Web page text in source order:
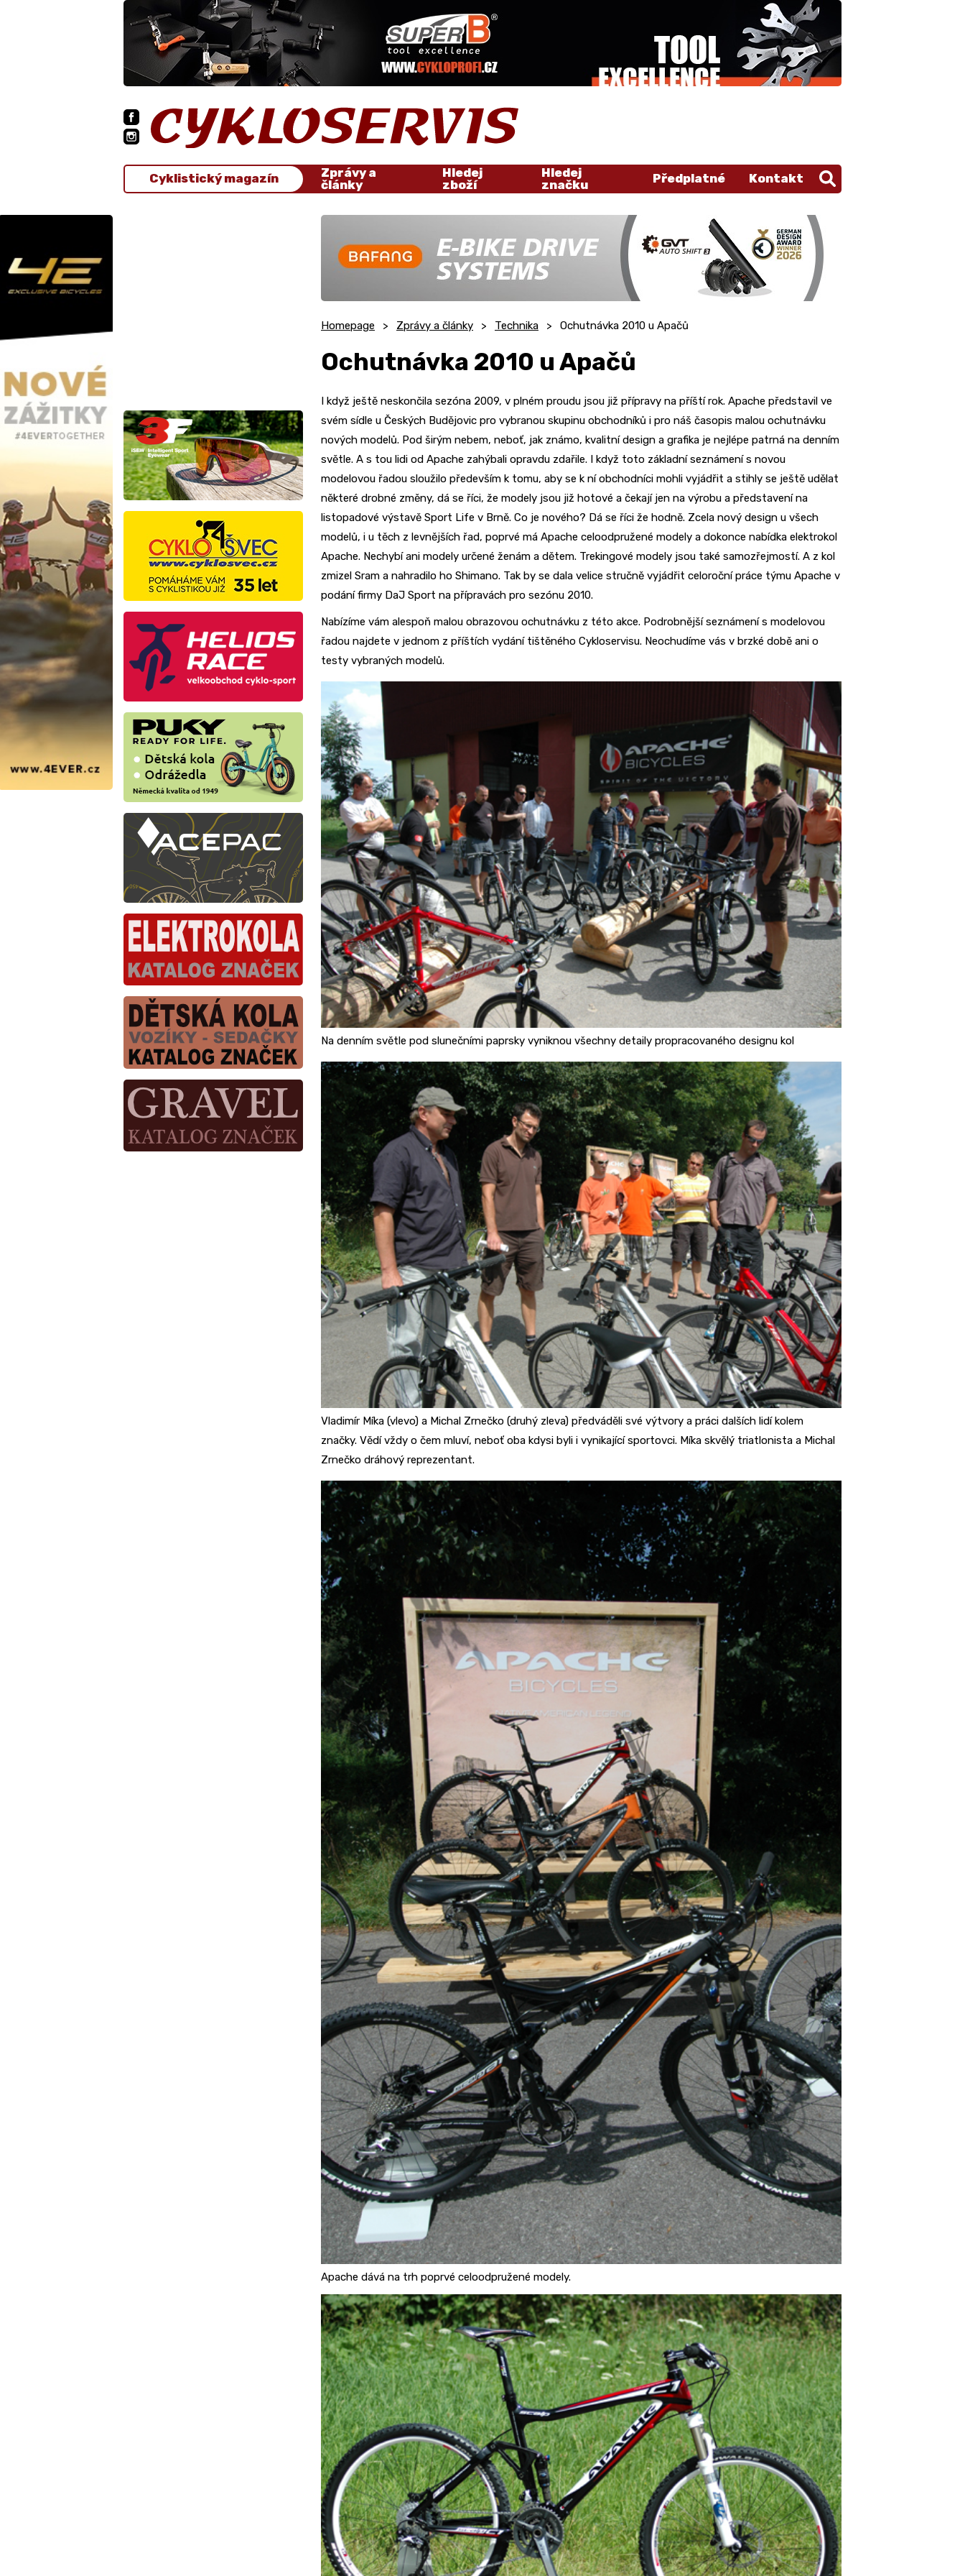
Cyklistický magazín
Zprávy a
články
Hledej
zboží
Hledej
značku
Předplatné Kontakt
Homepage Zprávy a články Technika Ochutnávka 2010 u Apačů
Ochutnávka 2010 u Apačů
I když ještě neskončila sezóna 2009, v plném proudu jsou již přípravy na příští rok. Apache představil ve
svém sídle u Českých Budějovic pro vybranou skupinu obchodníků i pro náš časopis malou ochutnávku
nových modelů. Pod širým nebem, neboť, jak známo, kvalitní design a grafika je nejlépe patrná na denním
světle. A s tou lidi od Apache zahýbali opravdu zdařile. I když toto základní seznámení s novou
modelovou řadou sloužilo především k tomu, aby se k ní obchodníci mohli vyjádřit a stihly se ještě udělat
některé drobné změny, dá se říci, že modely jsou již hotové a čekají jen na výrobu a představení na
listopadové výstavě Sport Life v Brně. Co je nového? Dá se říci že hodně. Zcela nový design u všech
modelů, i u těch z levnějších řad, poprvé má Apache celoodpružené modely a dokonce nabídka elektrokol
Apache. Nechybí ani modely určené ženám a dětem. Trekingové modely jsou také samozřejmostí. A z kol
zmizel Sram a nahradilo ho Shimano. Tak by se dala velice stručně vyjádřit celoroční práce týmu Apache v
podání firmy DaJ Sport na přípravách pro sezónu 2010.
Nabízíme vám alespoň malou obrazovou ochutnávku z této akce. Podrobnější seznámení s modelovou
řadou najdete v jednom z příštích vydání tištěného Cykloservisu. Neochudíme vás v brzké době ani o
testy vybraných modelů.
Na denním světle pod slunečními paprsky vyniknou všechny detaily propracovaného designu kol
Vladimír Míka (vlevo) a Michal Zrnečko (druhý zleva) předváděli své výtvory a práci dalších lidí kolem
značky. Vědí vždy o čem mluví, neboť oba kdysi byli i vynikající sportovci. Míka skvělý triatlonista a Michal
Zrnečko dráhový reprezentant.
Apache dává na trh poprvé celoodpružené modely.